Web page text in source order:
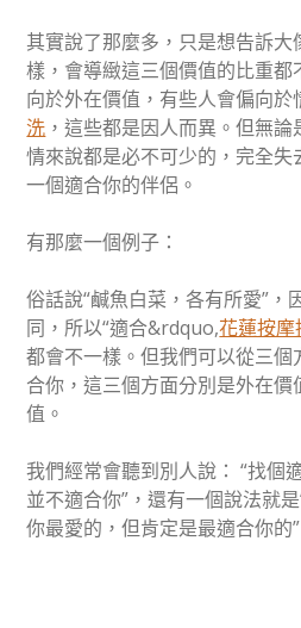
其實說了那麼多，只是想告訴
樣，會導緻這三個價值的比重
向於外在價值，有些人會偏向於
洗 ，這些都是因人而異。但無
情來說都是必不可少的，完全
一個適合你的伴侶。
有那麼一個例子：
俗話說“鹹魚白菜，各有所愛”，
同，所以“適合&rdquo,花蓮按摩
都會不一樣。但我們可以從三
合你，這三個方面分別是外在
值。
我們經常會聽到別人說： “找個
並不適合你”，還有一個說法就
你最愛的，但肯定是最適合你的”